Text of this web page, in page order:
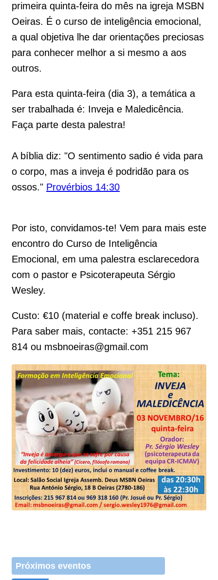
primeira quinta-feira do mês na igreja MSBN
Oeiras. É o curso de inteligência emocional,
a qual objetiva lhe dar orientações preciosas
para conhecer melhor a si mesmo a aos
outros.
Para esta quinta-feira (dia 3), a temática a
ser trabalhada é: Inveja e Maledicência.
Faça parte desta palestra!
A bíblia diz: "O sentimento sadio é vida para
o corpo, mas a inveja é podridão para os
ossos." Provérbios 14:30
Por isto, convidamos-te! Vem para mais este
encontro do Curso de Inteligência
Emocional, em uma palestra esclarecedora
com o pastor e Psicoterapeuta Sérgio
Wesley.
Custo: €10 (material e coffe break incluso).
Para saber mais, contacte: +351 215 967
814 ou msbnoeiras@gmail.com
Próximos eventos